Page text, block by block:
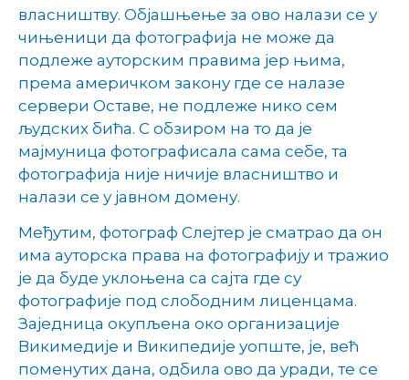
власништву. Објашњење за ово налази се у
чињеници да фотографија не може да
подлеже ауторским правима јер њима,
према америчком закону где се налазе
сервери Оставе, не подлеже нико сем
људских бића. С обзиром на то да је
мајмуница фотографисала сама себе, та
фотографија није ничије власништво и
налази се у јавном домену.
Међутим, фотограф Слејтер је сматрао да он
има ауторска права на фотографију и тражио
је да буде уклоњена са сајта где су
фотографије под слободним лиценцама.
Заједница окупљена око организације
Викимедије и Википедије уопште, је, већ
поменутих дана, одбила ово да уради, те се